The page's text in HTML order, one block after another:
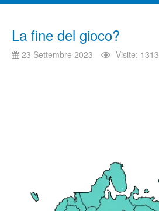
La fine del gioco?
23 Settembre 2023 Visite: 1313